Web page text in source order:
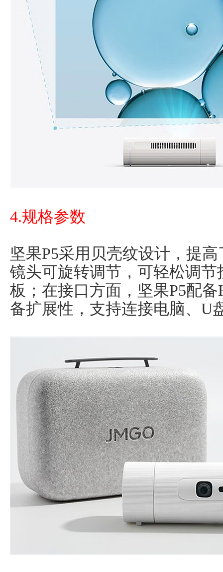
4.规格参数
坚果P5采用贝壳纹设计，提
镜头可旋转调节，可轻松调
板；在接口方面，坚果P5配
备扩展性，支持连接电脑、U